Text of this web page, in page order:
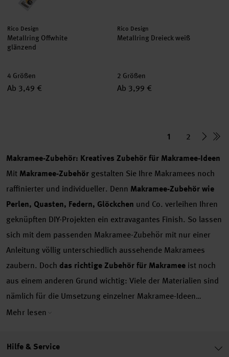
Hersteller:
Rico Design
Metallring Offwhite
glänzend
4 Größen
Ab 3,49 €
Hersteller:
Rico Design
Metallring Dreieck weiß
2 Größen
Ab 3,99 €
1
2
Makramee-Zubehör: Kreatives Zubehör für Makramee-Ideen
Mit Makramee-Zubehör gestalten Sie Ihre Makramees noch
raffinierter und individueller. Denn Makramee-Zubehör wie
Perlen, Quasten, Federn, Glöckchen und Co. verleihen Ihren
geknüpften DIY-Projekten ein extravagantes Finish. So lassen
sich mit dem passenden Makramee-Zubehör mit nur einer
Anleitung völlig unterschiedlich aussehende Makramees
zaubern. Doch das richtige Zubehör für Makramee ist noch
aus einem anderen Grund wichtig: Viele der Materialien sind
nämlich für die Umsetzung einzelner Makramee-Ideen
essenziell und werden für die Fertigung der
für Sie eine
große Auswahl an Makramee-Zubehör
Mehr lesen
Hilfe & Service